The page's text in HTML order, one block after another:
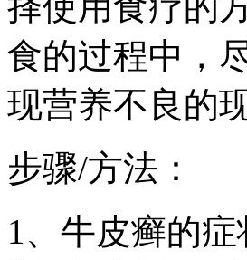
食的过程中，
现营养不良的
步骤/方法：
1、牛皮癣的